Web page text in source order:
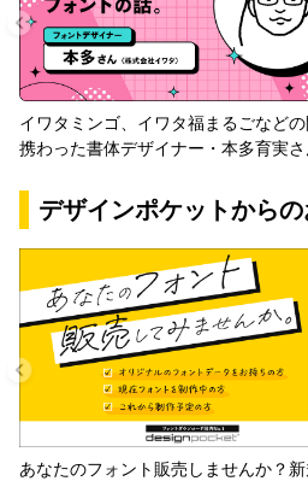
イワタミンゴ、イワタ福まるごなどの
携わった書体デザイナー・本多育実さ
デザインポケットから
あなたのフォント販売しませんか？新